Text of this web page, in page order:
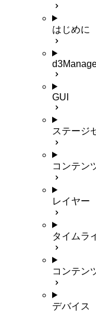
はじめに
GUI
ステージ
コンテン
レイヤー
タイムラ
コンテン
デバイス